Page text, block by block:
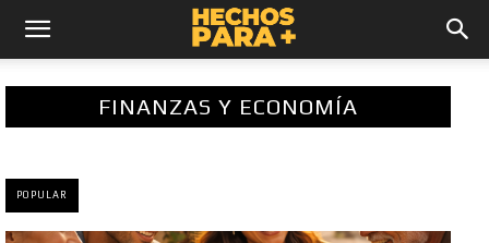
FINANZAS Y ECONOMÍA
POPULAR